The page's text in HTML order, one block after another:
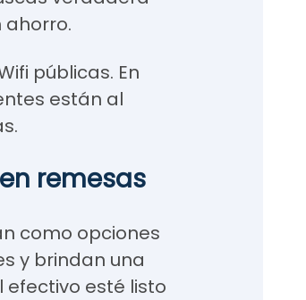
ahorro.
públicas. En
están al
remesas
como opciones
y brindan una
esté listo